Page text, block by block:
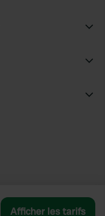
Afficher les tarifs